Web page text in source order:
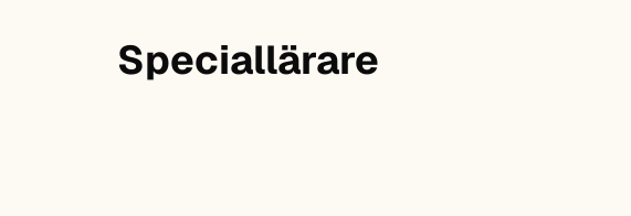
Speciallärare